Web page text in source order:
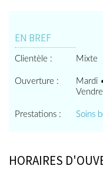
EN BREF
Clientèle : Mixte
Ouverture :
Mardi
Prestations : Soins
HORAIRES